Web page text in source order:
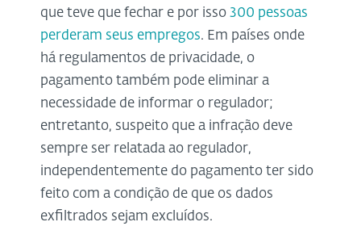
que teve que fechar e por isso 300 pessoas
perderam seus empregos. Em países onde
há regulamentos de privacidade, o
pagamento também pode eliminar a
necessidade de informar o regulador;
entretanto, suspeito que a infração deve
sempre ser relatada ao regulador,
independentemente do pagamento ter sido
feito com a condição de que os dados
exfiltrados sejam excluídos.